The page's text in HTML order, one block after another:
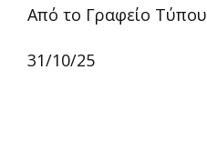
Από το Γραφείο Τύπου
31/10/25